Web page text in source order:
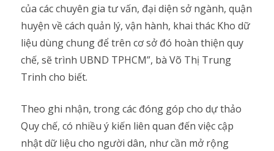
của các chuyên gia tư vấn, đại diện sở ngành, quận
huyện về cách quản lý, vận hành, khai thác Kho dữ
liệu dùng chung để trên cơ sở đó hoàn thiện quy
chế, sẽ trình UBND TPHCM”, bà Võ Thị Trung
Trinh cho biết.
Theo ghi nhận, trong các đóng góp cho dự thảo
Quy chế, có nhiều ý kiến liên quan đến việc cập
nhật dữ liệu cho người dân, như cần mở rộng